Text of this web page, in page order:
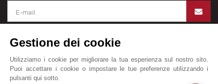
John Taylor nel mondo
Gestione dei cookie
Utilizziamo i cookie per migliorare la tua esperienza sul nostro sito.
Puoi accettare i cookie o impostare le tue preferenze utilizzando i
pulsanti qui sotto.